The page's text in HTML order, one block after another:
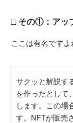
その①：アッ
ここは有名ですよ
サクッと解説す
を作ったとして
します。この場
す。NFTが販売